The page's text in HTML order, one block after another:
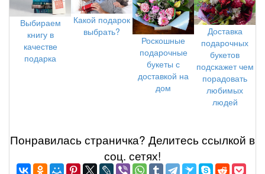
Выбираем
книгу в
качестве
подарка
Какой подарок
выбрать?
Роскошные
подарочные
букеты с
доставкой на
дом
Доставка
подарочных
букетов
подскажет чем
порадовать
любимых
людей
Понравилась страничка? Делитеcь ссылкой в
соц. сетях!